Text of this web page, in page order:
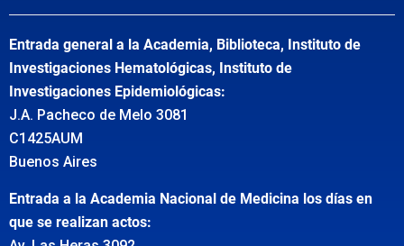
Entrada general a la Academia, Biblioteca, Instituto de
Investigaciones Hematológicas, Instituto de
Investigaciones Epidemiológicas:
J.A. Pacheco de Melo 3081
C1425AUM
Buenos Aires
Entrada a la Academia Nacional de Medicina los días en
que se realizan actos: